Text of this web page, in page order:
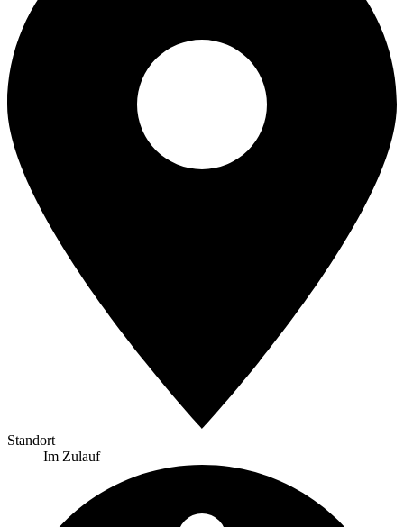
Standort
Im Zulauf